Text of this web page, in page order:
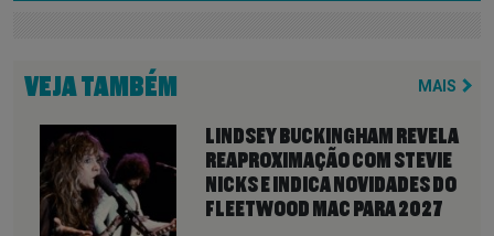
VEJA TAMBÉM MAIS
LINDSEY BUCKINGHAM REVELA
REAPROXIMAÇÃO COM STEVIE
NICKS E INDICA NOVIDADES DO
FLEETWOOD MAC PARA 2027